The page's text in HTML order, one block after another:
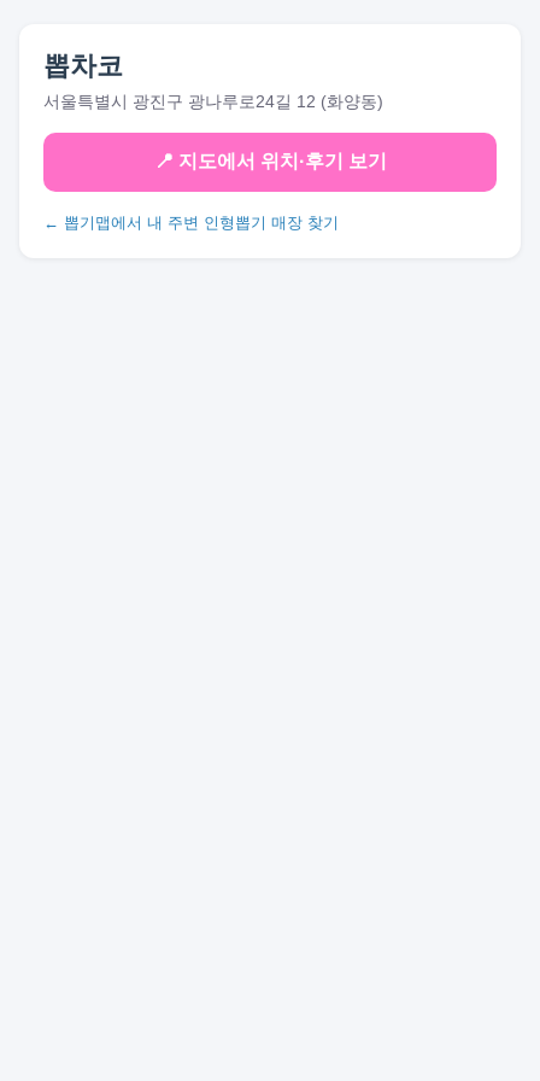
뽑차코
서울특별시 광진구 광나루로24길 12 (화양동)
📍 지도에서 위치·후기 보기
← 뽑기맵에서 내 주변 인형뽑기 매장 찾기